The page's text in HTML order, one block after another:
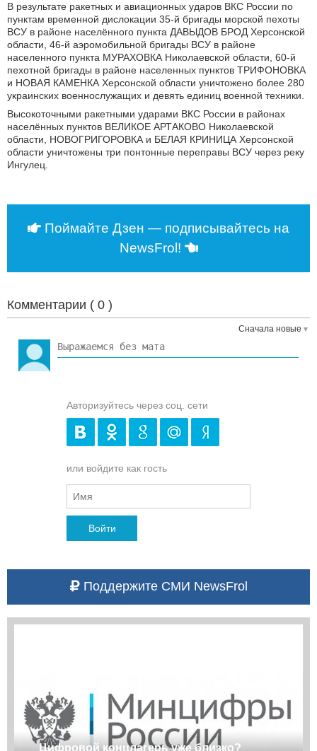
В результате ракетных и авиационных ударов ВКС России по
пунктам временной дислокации 35-й бригады морской пехоты
ВСУ в районе населённого пункта ДАВЫДОВ БРОД Херсонской
области, 46-й аэромобильной бригады ВСУ в районе
населенного пункта МУРАХОВКА Николаевской области, 60-й
пехотной бригады в районе населенных пунктов ТРИФОНОВКА
и НОВАЯ КАМЕНКА Херсонской области уничтожено более 280
украинских военнослужащих и девять единиц военной техники.
Высокоточными ракетными ударами ВКС России в районах
населённых пунктов ВЕЛИКОЕ АРТАКОВО Николаевской
области, НОВОГРИГОРОВКА и БЕЛАЯ КРИНИЦА Херсонской
области уничтожены три понтонные переправы ВСУ через реку
Ингулец.
Поймайте Дзен — подписывайтесь на
NewsFrol!
Комментарии ( 0 )
Сначала новые
Авторизуйтесь через соц. сети
или войдите как гость
Войти
Поддержите СМИ NewsFrol
Цифровой концлагерь уже близко?